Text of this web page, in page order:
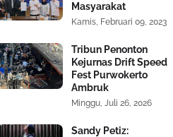
Masyarakat
Kamis, Februari 09, 2023
Tribun Penonton
Kejurnas Drift Speed
Fest Purwokerto
Ambruk
Minggu, Juli 26, 2026
Sandy Petiz: